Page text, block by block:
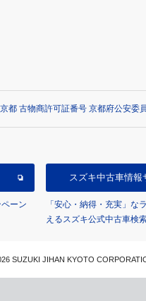
都 古物商許可証番号 京都府公安委
ーン
スズキ中古車情報
「安心・納得・充実」な
えるスズキ公式中古車検
SUZUKI JIHAN KYOTO